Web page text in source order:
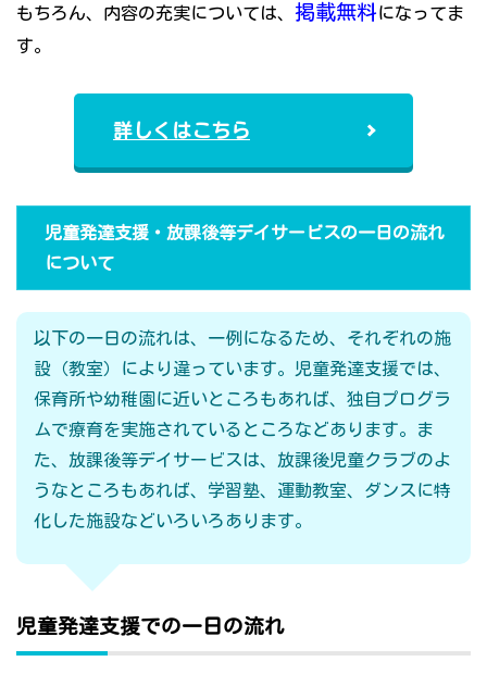
もちろん、内容の充実については、 掲載無料になってま
す。
詳しくはこちら
児童発達支援・放課後等デイサービスの一日の流れ
について
以下の一日の流れは、一例になるため、それぞれの施
設（教室）により違っています。児童発達支援では、
保育所や幼稚園に近いところもあれば、独自プログラ
ムで療育を実施されているところなどあります。ま
た、放課後等デイサービスは、放課後児童クラブのよ
うなところもあれば、学習塾、運動教室、ダンスに特
化した施設などいろいろあります。
児童発達支援での一日の流れ